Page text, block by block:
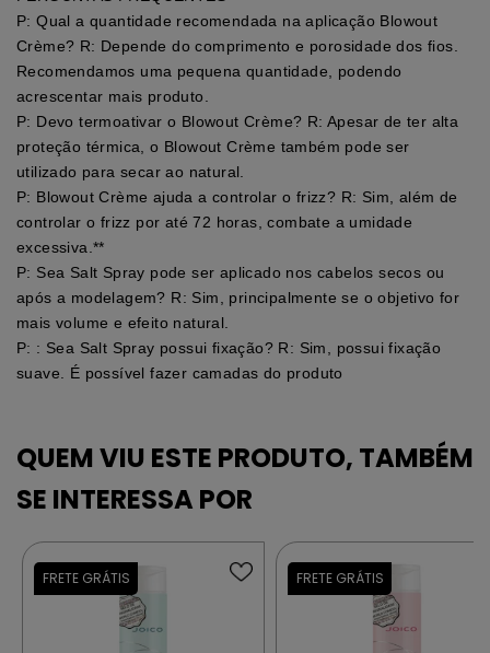
P: Qual a quantidade recomendada na aplicação Blowout
Crème? R: Depende do comprimento e porosidade dos fios.
Recomendamos uma pequena quantidade, podendo
acrescentar mais produto.
P: Devo termoativar o Blowout Crème? R: Apesar de ter alta
proteção térmica, o Blowout Crème também pode ser
utilizado para secar ao natural.
P: Blowout Crème ajuda a controlar o frizz? R: Sim, além de
controlar o frizz por até 72 horas, combate a umidade
excessiva.**
P: Sea Salt Spray pode ser aplicado nos cabelos secos ou
após a modelagem? R: Sim, principalmente se o objetivo for
mais volume e efeito natural.
P: : Sea Salt Spray possui fixação? R: Sim, possui fixação
suave. É possível fazer camadas do produto